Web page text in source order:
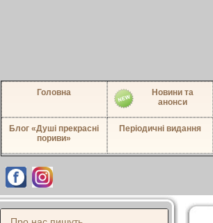
Головна
Новини та
анонси
Блог «Душі прекрасні
пориви»
Періодичні видання